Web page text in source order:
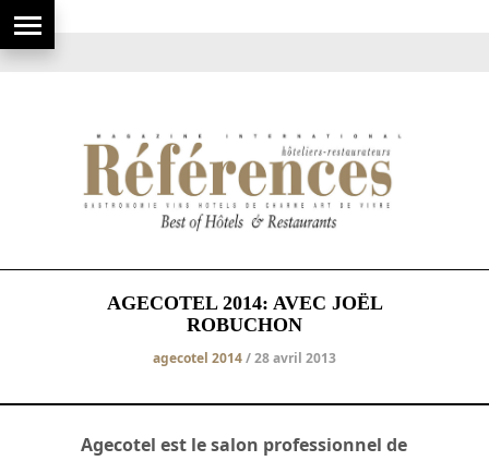
AGECOTEL 2014: AVEC JOËL
ROBUCHON
agecotel 2014/ 28 avril 2013
Agecotel est le salon professionnel de